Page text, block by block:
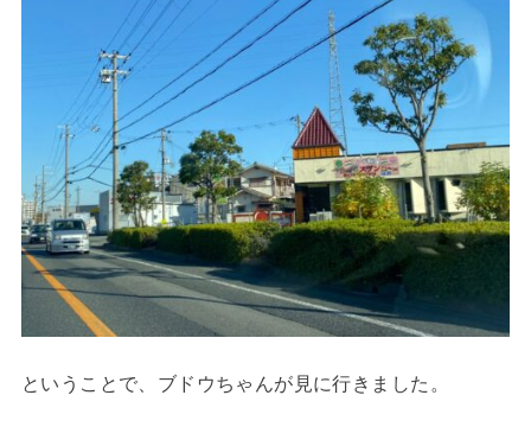
ということで、ブドウちゃんが見に行きました。